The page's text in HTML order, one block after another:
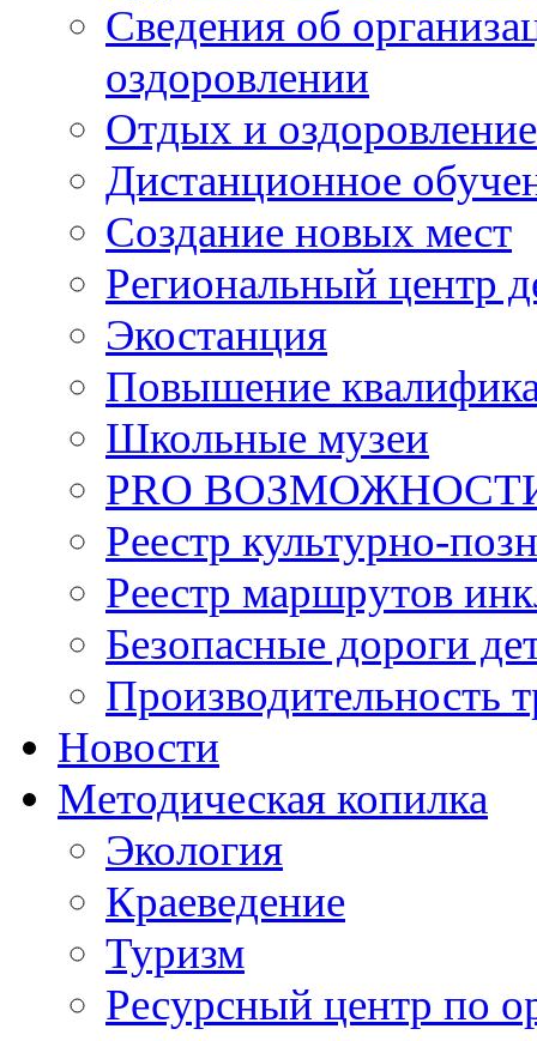
Сведения об
оздоровлении
Отдых и
Дистанционное
Создание новых мест
Региональный центр
Экостанция
Повышение
Школьные музеи
PRO
Реестр культурно-
Реестр маршрутов
Безопасные дороги
Производительность
Новости
Методическая копилка
Экология
Краеведение
Туризм
Ресурсный центр по